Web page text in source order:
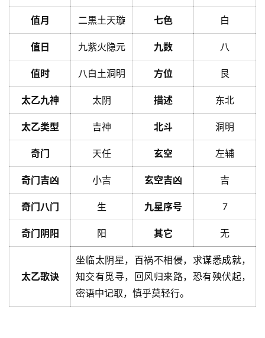
值月 二黒土天璇 七色 白
值日 九紫火隐元 九数 八
值时 八白土洞明 方位 艮
太乙九神 太阴 描述 东北
太乙类型 吉神 北斗 洞明
奇门 天任 玄空 左辅
奇门吉凶 小吉 玄空吉凶 吉
奇门八门 生 九星序号 7
奇门阴阳 阳 其它 无
太乙歌诀
坐临太阴星，百祸不相侵，求谋悉成就，
知交有觅寻，回风归来路，恐有殃伏起，
密语中记取，慎乎莫轻行。